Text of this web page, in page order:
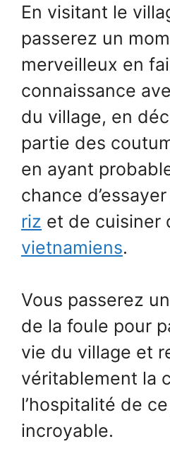
En visitant le
passerez un
merveilleux en
connaissance
du village, en
partie des
en ayant
chance
riz et de cuisiner
vietnamiens.
Vous passerez
de la foule pour
vie du village et
véritablement la
l’hospitalité de
incroyable.